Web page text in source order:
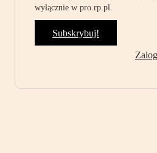
wyłącznie w pro.rp.pl.
Subskrybuj!